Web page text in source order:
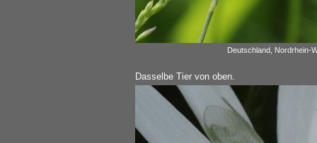
Deutschland, Nordrhein-
Dasselbe Tier von oben.